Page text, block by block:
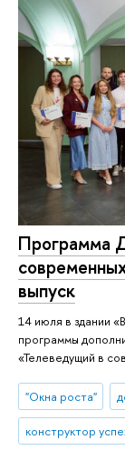
Программа
выпуск
14 июля в здании
программы
«Телеведущий в
"Окна роста"
конструктор